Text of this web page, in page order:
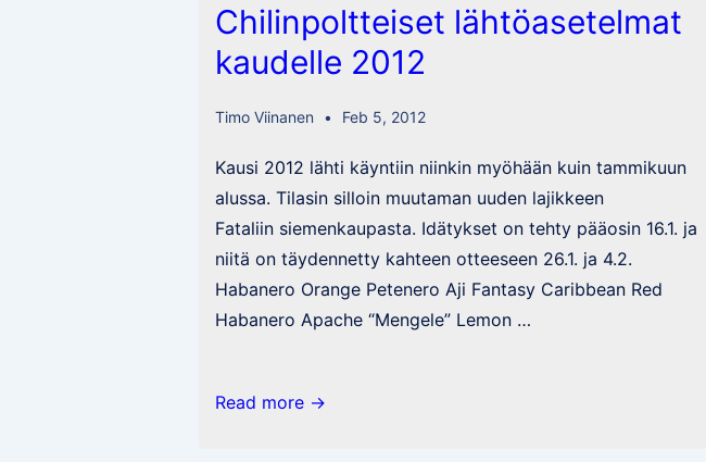
PI
593614
Chilinpoltteiset lähtöasetelmat
kaudelle 2012
Timo Viinanen Feb 5, 2012
Kausi 2012 lähti käyntiin niinkin myöhään kuin tammikuun
alussa. Tilasin silloin muutaman uuden lajikkeen
Fataliin siemenkaupasta. Idätykset on tehty pääosin 16.1. ja
niitä on täydennetty kahteen otteeseen 26.1. ja 4.2.
Habanero Orange Petenero Aji Fantasy Caribbean Red
Habanero Apache “Mengele” Lemon …
Chilinpoltteiset
Read more →